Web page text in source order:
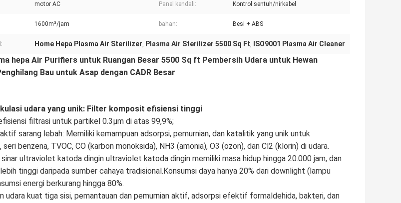
motor AC Panel kendali: Kontrol sentuh/nirkabel
1600m³/jam bahan: Besi + ABS
Home Hepa Plasma Air Sterilizer, Plasma Air Sterilizer 5500 Sq Ft, ISO9001 Plasma Air Cleaner
hepa Air Purifiers untuk Ruangan Besar 5500 Sq ft Pembersih Udara untuk Hewan
Bau untuk Asap dengan CADR Besar
udara yang unik: Filter komposit efisiensi tinggi
filtrasi untuk partikel 0.3μm di atas 99,9%;
sarang lebah: Memiliki kemampuan adsorpsi, pemurnian, dan katalitik yang unik untuk
benzena, TVOC, CO (karbon monoksida), NH3 (amonia), O3 (ozon), dan Cl2 (klorin) di udara.
sinar ultraviolet katoda dingin ultraviolet katoda dingin memiliki masa hidup hingga 20.000 jam, dan
tinggi daripada sumber cahaya tradisional.Konsumsi daya hanya 20% dari downlight (lampu
energi berkurang hingga 80%.
udara kuat tiga sisi, pemantauan dan pemurnian aktif, adsorpsi efektif formaldehida, bakteri, dan